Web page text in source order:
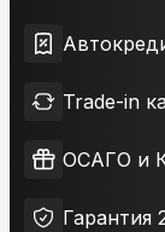
Trade-in
ОСАГО и
Гарантия